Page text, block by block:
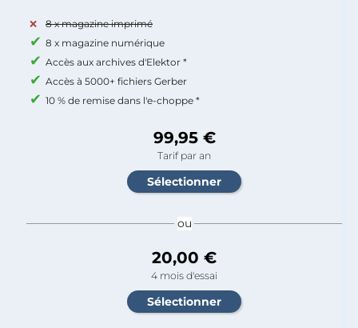
8 x magazine imprimé
8 x magazine numérique
Accès aux archives d'Elektor *
Accès à 5000+ fichiers Gerber
10 % de remise dans l'e-choppe *
99,95 €
Tarif par an
ou
20,00 €
4 mois d'essai